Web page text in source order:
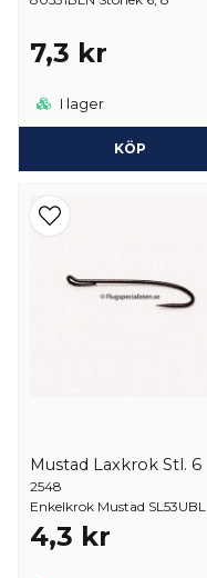
7,3 kr
I lager
KÖP
Mustad Laxkrok Stl. 6
2548
Enkelkrok Mustad SL53UBL
4,3 kr